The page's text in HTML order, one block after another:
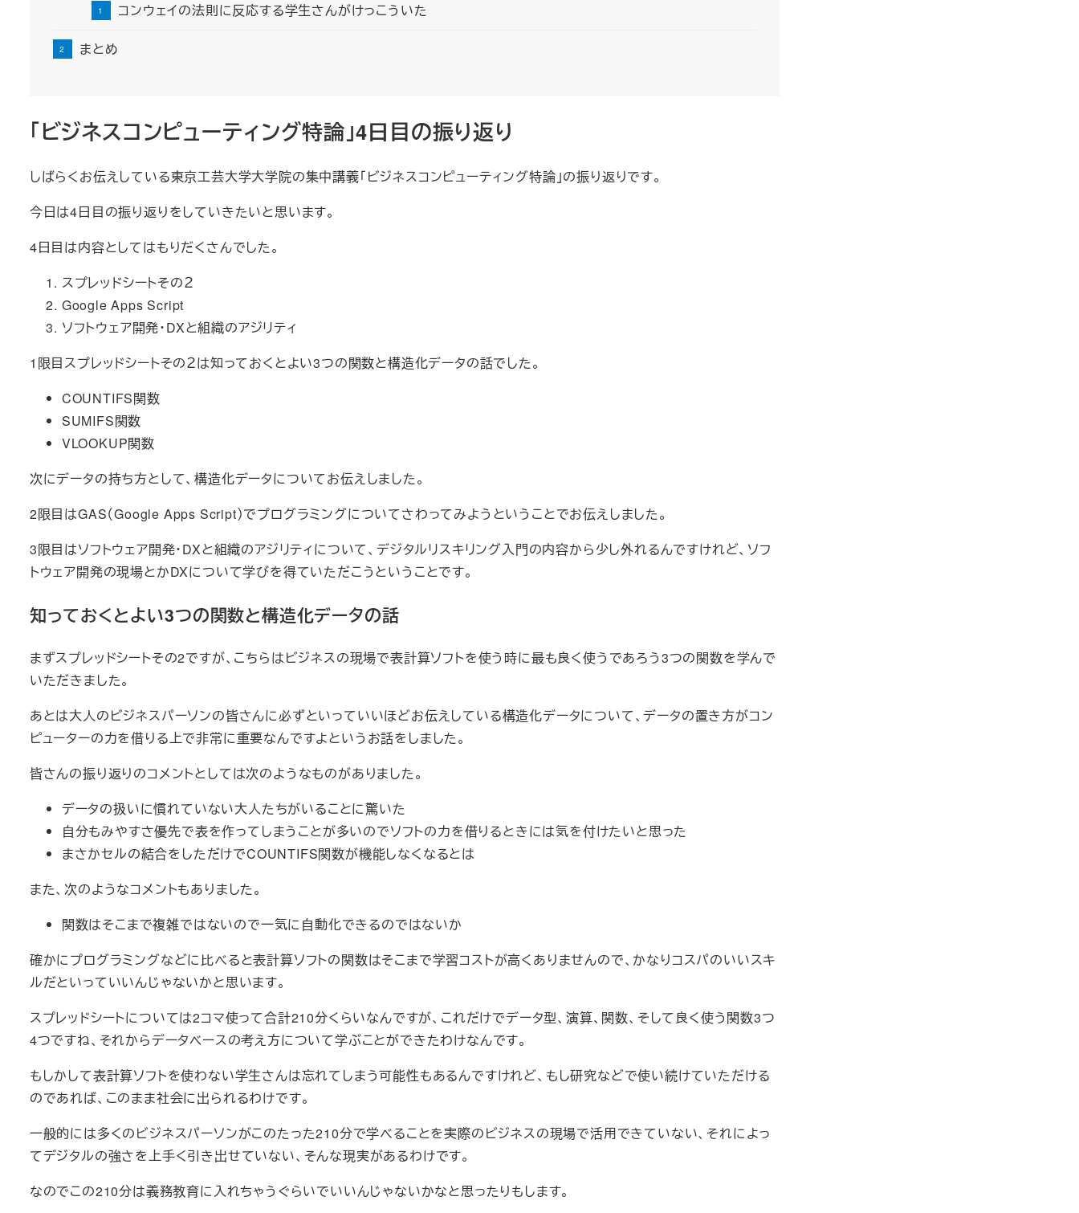
コンウェイの法則に反応する学生さんがけっこういた
まとめ
「ビジネスコンピューティング特論」4日目の振り返り
しばらくお伝えしている東京工芸大学大学院の集中講義「ビジネスコンピューティング特論」の振り返りです。
今日は4日目の振り返りをしていきたいと思います。
4日目は内容としてはもりだくさんでした。
スプレッドシートその２
Google Apps Script
ソフトウェア開発・DXと組織のアジリティ
1限目スプレッドシートその２は知っておくとよい3つの関数と構造化データの話でした。
COUNTIFS関数
SUMIFS関数
VLOOKUP関数
次にデータの持ち方として、構造化データについてお伝えしました。
2限目はGAS（Google Apps Script）でプログラミングについてさわってみようということでお伝えしました。
3限目はソフトウェア開発・DXと組織のアジリティについて、デジタルリスキリング入門の内容から少し外れるんですけれど、ソフ
トウェア開発の現場とかDXについて学びを得ていただこうということです。
知っておくとよい3つの関数と構造化データの話
まずスプレッドシートその2ですが、こちらはビジネスの現場で表計算ソフトを使う時に最も良く使うであろう3つの関数を学んで
いただきました。
あとは大人のビジネスパーソンの皆さんに必ずといっていいほどお伝えしている構造化データについて、データの置き方がコン
ピューターの力を借りる上で非常に重要なんですよというお話をしました。
皆さんの振り返りのコメントとしては次のようなものがありました。
データの扱いに慣れていない大人たちがいることに驚いた
自分もみやすさ優先で表を作ってしまうことが多いのでソフトの力を借りるときには気を付けたいと思った
まさかセルの結合をしただけでCOUNTIFS関数が機能しなくなるとは
また、次のようなコメントもありました。
関数はそこまで複雑ではないので一気に自動化できるのではないか
確かにプログラミングなどに比べると表計算ソフトの関数はそこまで学習コストが高くありませんので、かなりコスパのいいスキ
ルだといっていいんじゃないかと思います。
スプレッドシートについては2コマ使って合計210分くらいなんですが、これだけでデータ型、演算、関数、そして良く使う関数3つ
4つですね、それからデータベースの考え方について学ぶことができたわけなんです。
もしかして表計算ソフトを使わない学生さんは忘れてしまう可能性もあるんですけれど、もし研究などで使い続けていただける
のであれば、このまま社会に出られるわけです。
一般的には多くのビジネスパーソンがこのたった210分で学べることを実際のビジネスの現場で活用できていない、それによっ
てデジタルの強さを上手く引き出せていない、そんな現実があるわけです。
なのでこの210分は義務教育に入れちゃうぐらいでいいんじゃないかなと思ったりもします。